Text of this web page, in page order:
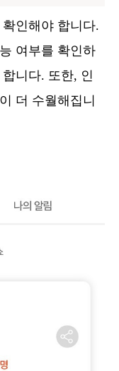
인해야 합니다.
여부를 확인하
니다. 또한, 인
더 수월해집니